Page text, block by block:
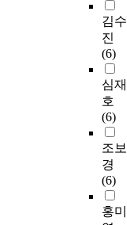
김수
진
(6)
심재
호
(6)
조보
경
(6)
홍미